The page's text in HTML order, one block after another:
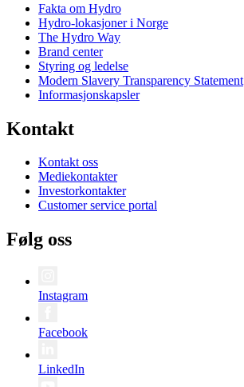
Fakta om Hydro
Hydro-lokasjoner i Norge
The Hydro Way
Brand center
Styring og ledelse
Modern Slavery Transparency Statement
Informasjonskapsler
Kontakt
Kontakt oss
Mediekontakter
Investorkontakter
Customer service portal
Følg oss
Instagram
Facebook
LinkedIn